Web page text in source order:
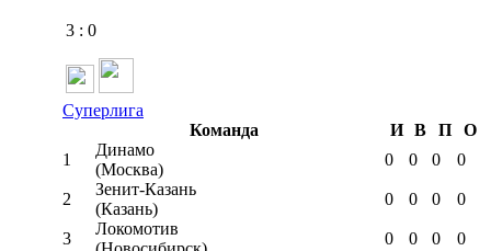
3 : 0
Суперлига
Команда
И В П
О
1
Динамо
(Москва)
0 0 0 0
2
Зенит-Казань
(Казань)
0 0 0 0
3
Локомотив
0 0 0 0